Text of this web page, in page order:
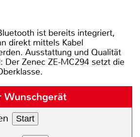
ist bereits integriert,
direkt mittels Kabel
Ausstattung und Qualität
Der Zenec ZE-MC294 setzt die
Wunschgerät
Start